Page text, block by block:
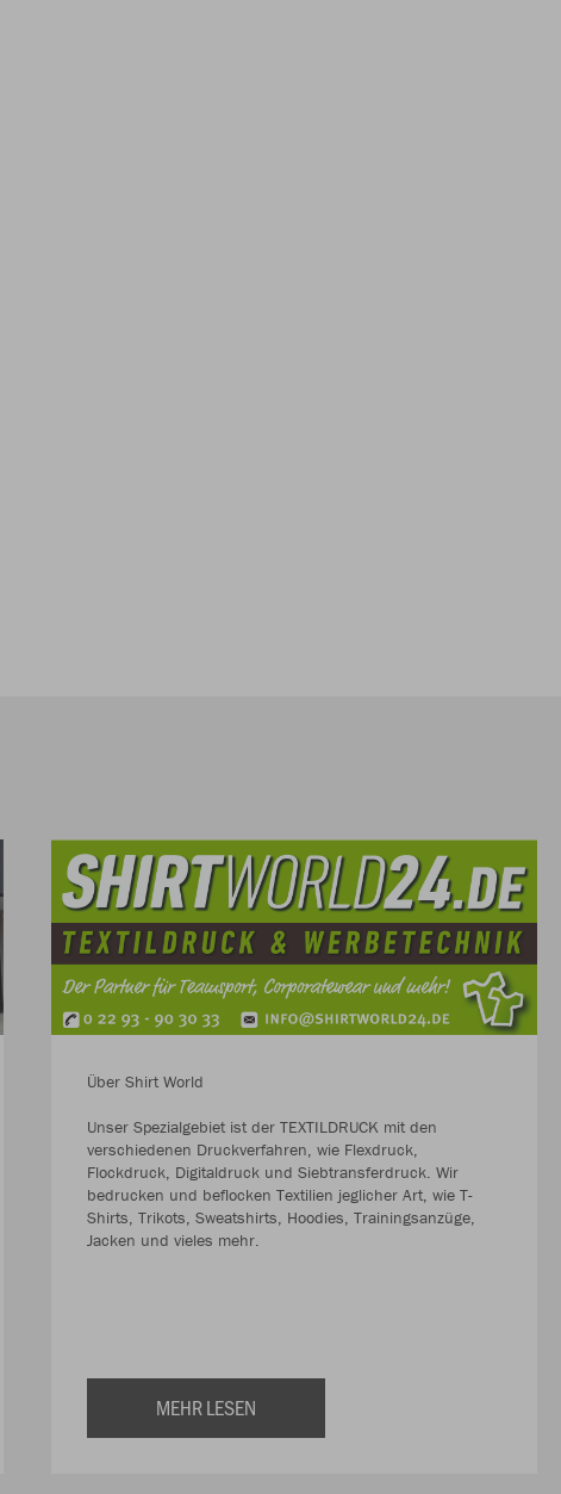
Über Shirt World
Unser Spezialgebiet ist der TEXTILDRUCK mit den
verschiedenen Druckverfahren, wie Flexdruck,
Flockdruck, Digitaldruck und Siebtransferdruck. Wir
bedrucken und beflocken Textilien jeglicher Art, wie T-
Shirts, Trikots, Sweatshirts, Hoodies, Trainingsanzüge,
Jacken und vieles mehr.
MEHR LESEN